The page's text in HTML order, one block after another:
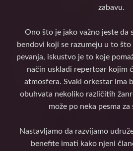
zabavu.
Ono što je jako važno jeste da
bendovi koji se razumeju u to
pevanja, iskustvo je to koje
način uskladi repertoar kojim
atmosfera. Svaki orkestar ima
obuhvata nekoliko različitih
može po neka pesma za
Nastavljamo da razvijamo
benefite imati kako njeni